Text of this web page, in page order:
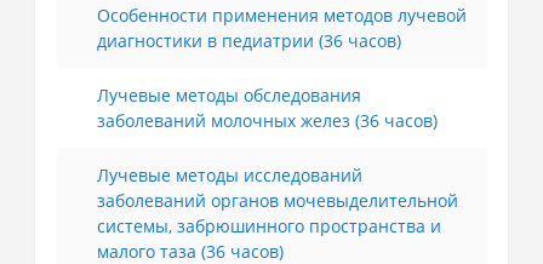
Особенности применения методов лучевой
диагностики в педиатрии (36 часов)
Лучевые методы обследования
заболеваний молочных желез (36 часов)
Лучевые методы исследований
заболеваний органов мочевыделительной
системы, забрюшинного пространства и
малого таза (36 часов)